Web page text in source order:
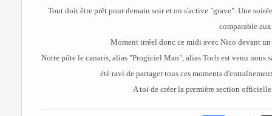
Tout doit être prêt pour demain soir et on s'active "grave". Une
comparable
Moment irréel donc ce midi avec Nico devant
Notre pôte le canaris, alias "Progiciel Man", alias Toch est venu nous
été ravi de partager tous ces moments
A toi de créer la première section